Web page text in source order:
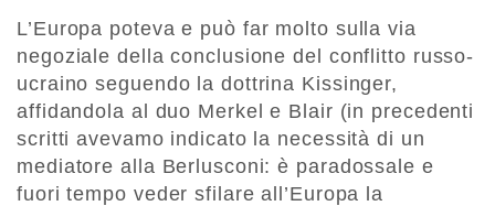
L’Europa poteva e può far molto sulla via
negoziale della conclusione del conflitto russo-
ucraino seguendo la dottrina Kissinger,
affidandola al duo Merkel e Blair (in precedenti
scritti avevamo indicato la necessità di un
mediatore alla Berlusconi: è paradossale e
fuori tempo veder sfilare all’Europa la